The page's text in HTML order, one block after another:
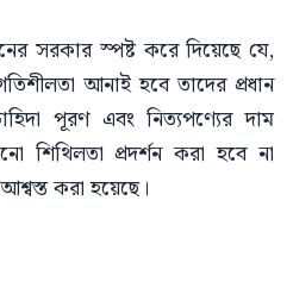
সরকার স্পষ্ট করে দিয়েছে যে,
আনাই হবে তাদের প্রধান
পূরণ এবং নিত্যপণ্যের দাম
শিথিলতা প্রদর্শন করা হবে না
করা হয়েছে।